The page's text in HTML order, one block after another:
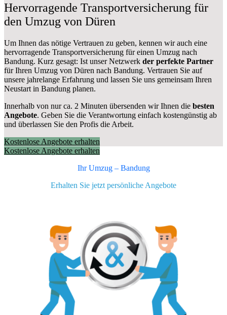
Hervorragende Transportversicherung für
den Umzug von Düren
Um Ihnen das nötige Vertrauen zu geben, kennen wir auch eine
hervorragende Transportversicherung für einen Umzug nach
Bandung. Kurz gesagt: Ist unser Netzwerk der perfekte Partner
für Ihren Umzug von Düren nach Bandung. Vertrauen Sie auf
unsere jahrelange Erfahrung und lassen Sie uns gemeinsam Ihren
Neustart in Bandung planen.
Innerhalb von nur ca. 2 Minuten übersenden wir Ihnen die besten
Angebote. Geben Sie die Verantwortung einfach kostengünstig ab
und überlassen Sie den Profis die Arbeit.
Kostenlose Angebote erhalten
Kostenlose Angebote erhalten
Ihr Umzug – Bandung
Erhalten Sie jetzt persönliche Angebote